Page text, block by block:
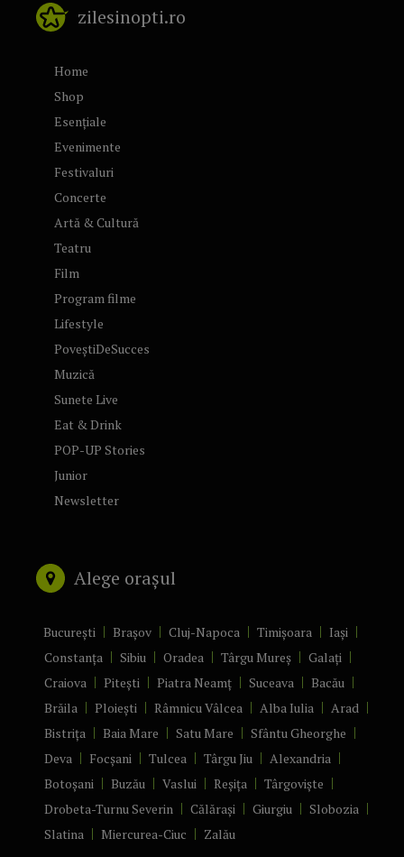
zilesinopti.ro
Home
Shop
Esențiale
Evenimente
Festivaluri
Concerte
Artă & Cultură
Teatru
Film
Program filme
Lifestyle
PoveștiDeSucces
Muzică
Sunete Live
Eat & Drink
POP-UP Stories
Junior
Newsletter
Alege orașul
București Brașov Cluj-Napoca Timișoara
Iași
Constanța
Sibiu Oradea Târgu Mureș
Galați
Craiova
Pitești Piatra Neamț Suceava
Bacău
Brăila
Ploiești Râmnicu Vâlcea Alba Iulia
Arad
Bistrița
Baia Mare Satu Mare
Sfântu Gheorghe
Deva
Focșani Tulcea Târgu Jiu
Alexandria
Botoșani
Buzău Vaslui Reșița
Târgoviște
Drobeta-Turnu Severin
Călărași Giurgiu
Slobozia
Slatina
Miercurea-Ciuc Zalău